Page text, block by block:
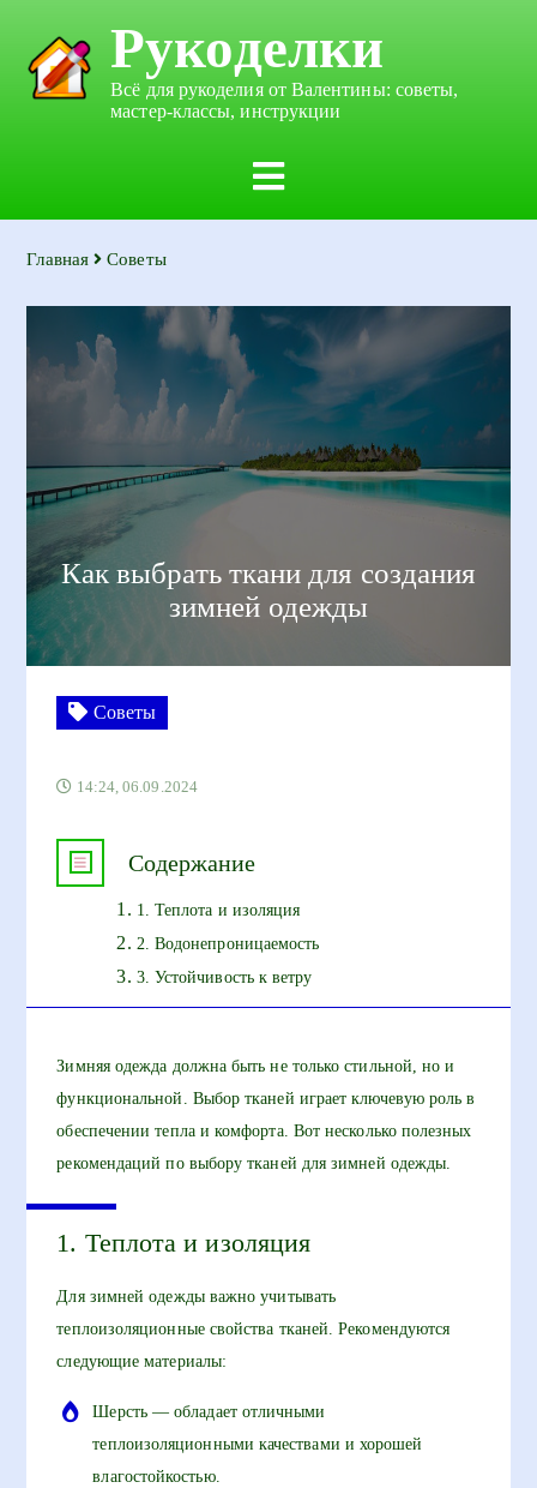
Рукоделки
Всё для рукоделия от Валентины: советы,
мастер-классы, инструкции
Главная Советы
Как выбрать ткани для создания
зимней одежды
Советы
14:24, 06.09.2024
Содержание
1. Теплота и изоляция
2. Водонепроницаемость
3. Устойчивость к ветру
Зимняя одежда должна быть не только стильной, но и
функциональной. Выбор тканей играет ключевую роль в
обеспечении тепла и комфорта. Вот несколько полезных
рекомендаций по выбору тканей для зимней одежды.
1. Теплота и изоляция
Для зимней одежды важно учитывать
теплоизоляционные свойства тканей. Рекомендуются
следующие материалы:
Шерсть — обладает отличными
теплоизоляционными качествами и хорошей
влагостойкостью.